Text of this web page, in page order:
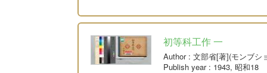
初等科工作 一
Author: 文部省[著](モンブシ
Publish year: 1943, 昭和18